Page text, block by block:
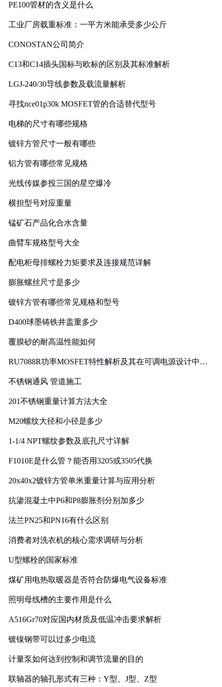
PE100管材的含义是什么
工业厂房载重标准：一平方米能承受多少公斤
CONOSTAN公司简介
C13和C14插头国标与欧标的区别及其标准解析
LGJ-240/30导线参数及载流量解析
寻找nce01p30k MOSFET管的合适替代型号
电梯的尺寸有哪些规格
镀锌方管尺寸一般有哪些
铝方管有哪些常见规格
光线传媒参投三国的星空爆冷
横担型号对应重量
锰矿石产品化合水含量
曲臂车规格型号大全
配电柜母排螺栓力矩要求及连接规范详解
膨胀螺丝尺寸是多少
镀锌方管有哪些常见规格和型号
D400球墨铸铁井盖重多少
覆膜砂的耐高温性能如何
RU7088R功率MOSFET特性解析及其在可调电源设计中的
不锈钢通风 管道施工
201不锈钢重量计算方法大全
M20螺纹大径和小径是多少
1-1/4 NPT螺纹参数及底孔尺寸详解
F1010E是什么管？能否用3205或3505代换
20x40x2镀锌方管单米重量计算与应用分析
抗渗混凝土中P6和P8膨胀剂分别加多少
法兰PN25和PN16有什么区别
消费者对洗衣机的核心需求调研与分析
U型螺栓的国家标准
煤矿用电热取暖器是否符合防爆电气设备标准
照明母线槽的主要作用是什么
A516Gr70对应国内材质及低温冲击要求解析
镀镍钢带可以过多少电流
计量泵如何达到控制和调节流量的目的
联轴器的轴孔形式有三种：Y型、J型、Z型